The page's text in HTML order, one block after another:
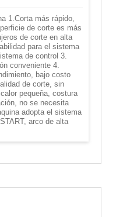
1.Corta más rápido,
de corte es más
de corte en alta
para el sistema
de control 3.
conveniente 4.
bajo costo
de corte, sin
pequeña, costura
no se necesita
adopta el sistema
arco de alta